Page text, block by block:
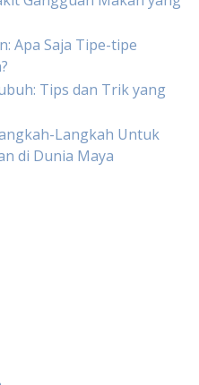
Apa Saja Tipe-tipe
Tips dan Trik yang
Langkah Untuk
di Dunia Maya